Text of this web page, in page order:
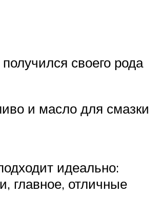
своего рода
и масло для смазки
идеально:
главное, отличные